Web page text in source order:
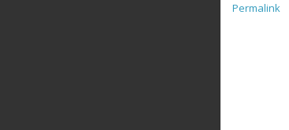
Permalink